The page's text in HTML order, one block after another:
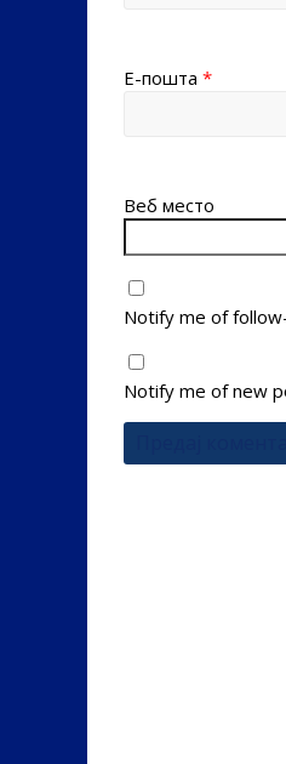
Е-пошта *
Веб место
Notify me of
Notify me of new